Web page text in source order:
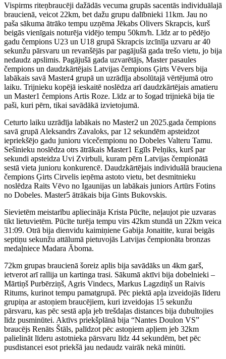
Vispirms riteņbraucēji dažādās vecuma grupās sacentās individuālajā
braucienā, veicot 22km, bet dažu grupu dalībnieki 11km. Jau no
paša sākuma ātrāko tempu uzņēma Jēkabs Olivers Skrapcis, kurš
beigās vienīgais noturēja vidējo tempu 50km/h. Līdz ar to pēdējo
gadu čempions U23 un U18 grupā Skrapcis izcīnīja uzvaru ar 40
sekunžu pārsvaru un revanšējās par pagājušā gada trešo vietu, jo bija
nedaudz apslimis. Pagājušā gada uzvarētājs, Master pasaules
čempions un daudzkārtējais Latvijas čempions Ģirts Vēvers bija
labākais savā Master4 grupā un uzrādīja absolūtajā vērtējumā otro
laiku. Trijnieku kopējā ieskaitē noslēdza arī daudzkārtējais amatieru
un Master1 čempions Artis Roze. Līdz ar to šogad trijniekā bija tie
paši, kuri pērn, tikai savādākā izvietojumā.
Ceturto laiku uzrādīja labākais no Master2 un 2025.gada čempions
savā grupā Aleksandrs Zavaloks, par 12 sekundēm apsteidzot
iepriekšējo gadu junioru vicečempionu no Dobeles Valteru Tamu.
Sešinieku noslēdza otrs ātrākais Master1 Egīls Pelņiks, kurš par
sekundi apsteidza Uvi Zvirbuli, kuram pērn Latvijas čempionātā
sestā vieta junioru konkurencē. Daudzkārtējais individuālā brauciena
čempions Ģirts Cirvelis ieņēma astoto vietu, bet desmitnieku
noslēdza Raits Vēvo no Igaunijas un labākais juniors Artūrs Fotins
no Dobeles. Master5 ātrākais bija Gints Bukovskis.
Sievietēm meistarību apliecināja Krista Pūcīte, neļaujot pie uzvaras
tikt lietuvietēm. Pūcīte turēja tempu virs 42km stundā un 22km veica
31:09. Otrā bija dienvidu kaimiņiene Gabija Jonaitite, kurai beigās
septiņu sekunžu attālumā pietuvojās Latvijas čempionāta bronzas
medaļniece Madara Āboma.
72km grupas braucienā šoreiz aplis bija savādāks un 4km garš,
ietverot arī rallija un kartinga trasi. Sākumā aktīvi bija dobelnieki –
Mārtiņš Purbērziņš, Agris Vindecs, Markus Lagzdiņš un Raivis
Ritums, kurinot tempu pamatgrupā. Pēc piektā apļa izveidojās līderu
grupiņa ar astoņiem braucējiem, kuri izveidojas 15 sekunžu
pārsvaru, kas pēc sestā apļa jeb trešdaļas distances bija dubultojies
līdz pusminūtei. Aktīvs priekšplānā bija “Nantes Doulon VS”
braucējs Renāts Štāls, palīdzot pēc astoņiem apļiem jeb 32km
palielināt līderu astotnieka pārsvaru līdz 44 sekundēm, bet pēc
pusdistancei esot priekšā jau nedaudz vairāk nekā minūti.